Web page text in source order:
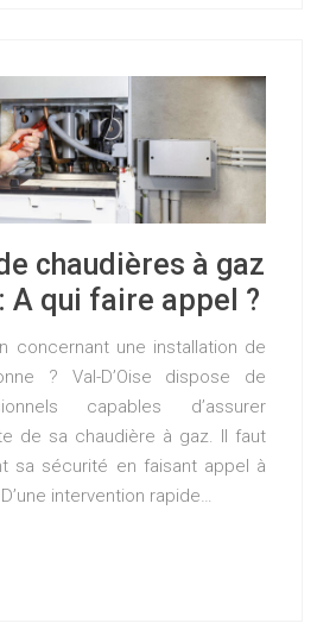
chaudières à gaz
A qui faire appel ?
concernant une installation de
? Val-D’Oise dispose de
capables d’assurer
de sa chaudière à gaz. Il faut
sa sécurité en faisant appel à
intervention rapide…